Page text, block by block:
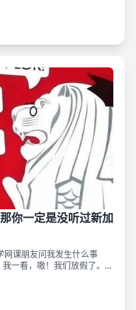
本口音我就无敌了，然后我
你一定是没听过新加
网课朋友问我发生什么事
一看，嗷！我们放假了。
裔教授口音甚是奇怪，学生